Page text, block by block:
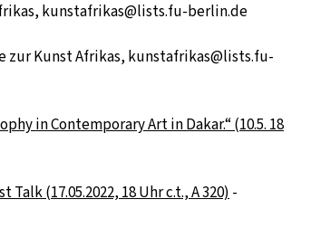
kunstafrikas@lists.fu-berlin.de
zur Kunst Afrikas, kunstafrikas@lists.fu-
in Contemporary Art in Dakar.“ (10.5. 18
(17.05.2022, 18 Uhr c.t., A 320) -